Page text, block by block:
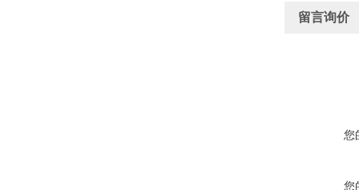
留言询价
您
您